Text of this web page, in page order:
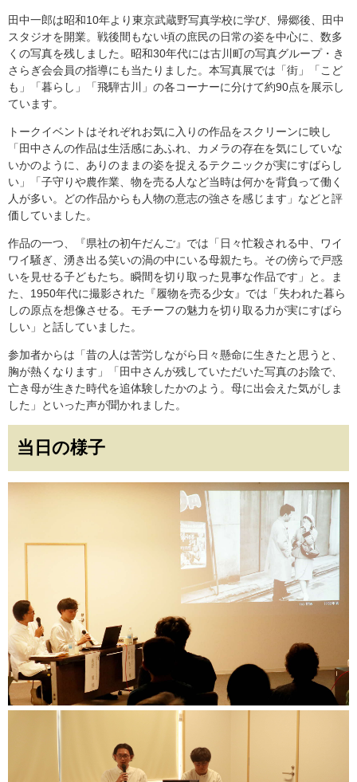
田中一郎は昭和10年より東京武蔵野写真学校に学び、帰郷後、田中
スタジオを開業。戦後間もない頃の庶民の日常の姿を中心に、数多
くの写真を残しました。昭和30年代には古川町の写真グループ・き
さらぎ会会員の指導にも当たりました。本写真展では「街」「こど
も」「暮らし」「飛騨古川」の各コーナーに分けて約90点を展示し
ています。
トークイベントはそれぞれお気に入りの作品をスクリーンに映し
「田中さんの作品は生活感にあふれ、カメラの存在を気にしていな
いかのように、ありのままの姿を捉えるテクニックが実にすばらし
い」「子守りや農作業、物を売る人など当時は何かを背負って働く
人が多い。どの作品からも人物の意志の強さを感じます」などと評
価していました。
作品の一つ、『県社の初午だんご』では「日々忙殺される中、ワイ
ワイ騒ぎ、湧き出る笑いの渦の中にいる母親たち。その傍らで戸惑
いを見せる子どもたち。瞬間を切り取った見事な作品です」と。ま
た、1950年代に撮影された『履物を売る少女』では「失われた暮ら
しの原点を想像させる。モチーフの魅力を切り取る力が実にすばら
しい」と話していました。
参加者からは「昔の人は苦労しながら日々懸命に生きたと思うと、
胸が熱くなります」「田中さんが残していただいた写真のお陰で、
亡き母が生きた時代を追体験したかのよう。母に出会えた気がしま
した」といった声が聞かれました。
当日の様子